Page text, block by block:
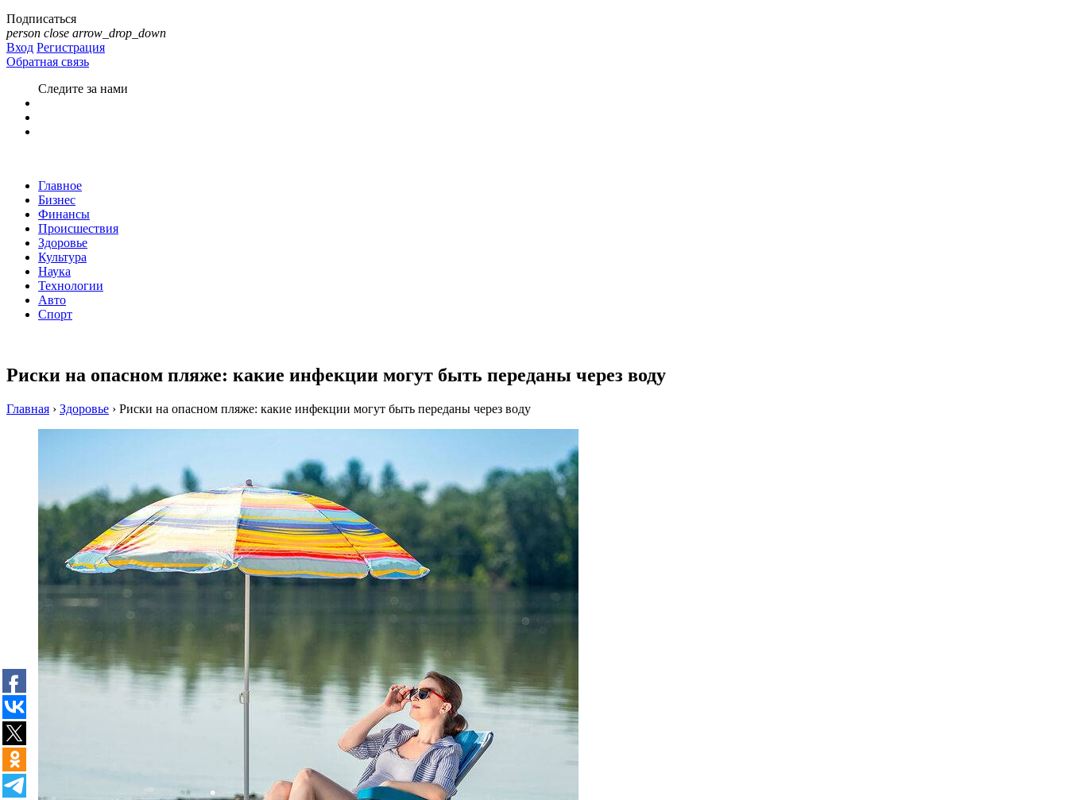
Подписаться
person close arrow_drop_down
Вход Регистрация
Обратная связь
Следите за нами
Главное
Бизнес
Финансы
Происшествия
Здоровье
Культура
Наука
Технологии
Авто
Спорт
Риски на опасном пляже: какие инфекции могут быть переданы через воду
Главная › Здоровье › Риски на опасном пляже: какие инфекции могут быть переданы через воду